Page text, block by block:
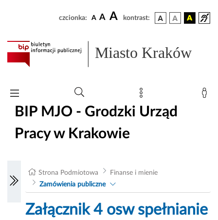
czcionka: A A A kontrast:
Miasto Kraków
BIP MJO - Grodzki Urząd
Pracy w Krakowie
Strona Podmiotowa
Finanse i mienie
Zamówienia publiczne
Załącznik 4 osw spełnianie